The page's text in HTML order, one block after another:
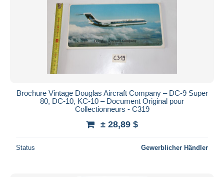
Brochure Vintage Douglas Aircraft Company – DC‑9 Super
80, DC‑10, KC‑10 – Document Original pour
Collectionneurs - C319
± 28,89 $
Status Gewerblicher Händler